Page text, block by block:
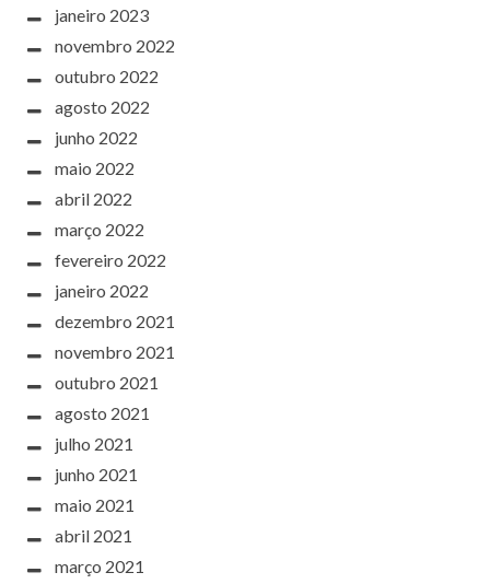
janeiro 2023
novembro 2022
outubro 2022
agosto 2022
junho 2022
maio 2022
abril 2022
março 2022
fevereiro 2022
janeiro 2022
dezembro 2021
novembro 2021
outubro 2021
agosto 2021
julho 2021
junho 2021
maio 2021
abril 2021
março 2021